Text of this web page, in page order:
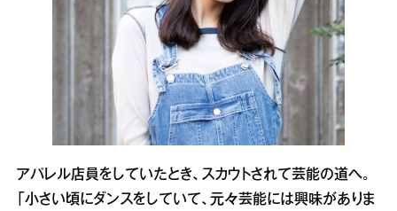
アパレル店員をしていたとき、スカウトされて芸能の道へ。
「小さい頃にダンスをしていて、元々芸能には興味がありま